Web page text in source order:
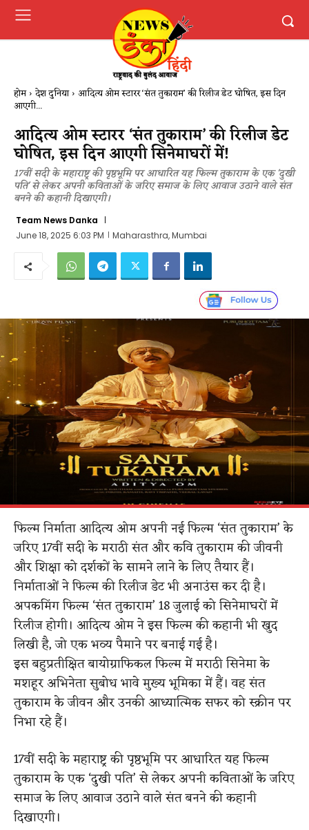
होम देश दुनिया आदित्य ओम स्टारर ‘संत तुकाराम’ की रिलीज डेट घोषित, इस दिन
आएगी...
आदित्य ओम स्टारर ‘संत तुकाराम’ की रिलीज डेट
घोषित, इस दिन आएगी सिनेमाघरों में!
17वीं सदी के महाराष्ट्र की पृष्ठभूमि पर आधारित यह फिल्म तुकाराम के एक 'दुखी
पति' से लेकर अपनी कविताओं के जरिए समाज के लिए आवाज उठाने वाले संत
बनने की कहानी दिखाएगी।
Team News Danka
June 18, 2025 6:03 PM
Maharasthra, Mumbai
फिल्म निर्माता आदित्य ओम अपनी नई फिल्म ‘संत तुकाराम’ के
जरिए 17वीं सदी के मराठी संत और कवि तुकाराम की जीवनी
और शिक्षा को दर्शकों के सामने लाने के लिए तैयार हैं।
निर्माताओं ने फिल्म की रिलीज डेट भी अनाउंस कर दी है।
अपकमिंग फिल्म ‘संत तुकाराम’ 18 जुलाई को सिनेमाघरों में
रिलीज होगी। आदित्य ओम ने इस फिल्म की कहानी भी खुद
लिखी है, जो एक भव्य पैमाने पर बनाई गई है।
इस बहुप्रतीक्षित बायोग्राफिकल फिल्म में मराठी सिनेमा के
मशहूर अभिनेता सुबोध भावे मुख्य भूमिका में हैं। वह संत
तुकाराम के जीवन और उनकी आध्यात्मिक सफर को स्क्रीन पर
निभा रहे हैं।
17वीं सदी के महाराष्ट्र की पृष्ठभूमि पर आधारित यह फिल्म
तुकाराम के एक ‘दुखी पति’ से लेकर अपनी कविताओं के जरिए
समाज के लिए आवाज उठाने वाले संत बनने की कहानी
दिखाएगी।